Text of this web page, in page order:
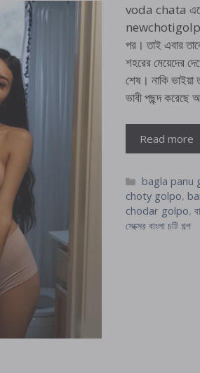
voda chata
newchotigolpo
পর। তাই এবার
শহরের মেয়েদের
শেষ। নাকি ভাইয়া
ভাবী পছন্দ
Read more
Categories
bagla panu
choty golpo,
chodar golpo,
সেক্সের বাংলা চটি গল্প